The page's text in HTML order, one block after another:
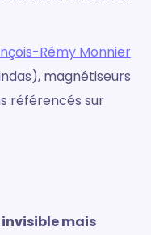
Rémy Monnier
magnétiseurs
référencés sur
invisible mais